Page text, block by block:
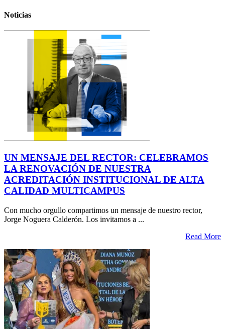
Noticias
UN MENSAJE DEL RECTOR: CELEBRAMOS
LA RENOVACIÓN DE NUESTRA
ACREDITACIÓN INSTITUCIONAL DE ALTA
CALIDAD MULTICAMPUS
Con mucho orgullo compartimos un mensaje de nuestro rector,
Jorge Noguera Calderón. Los invitamos a ...
Read More